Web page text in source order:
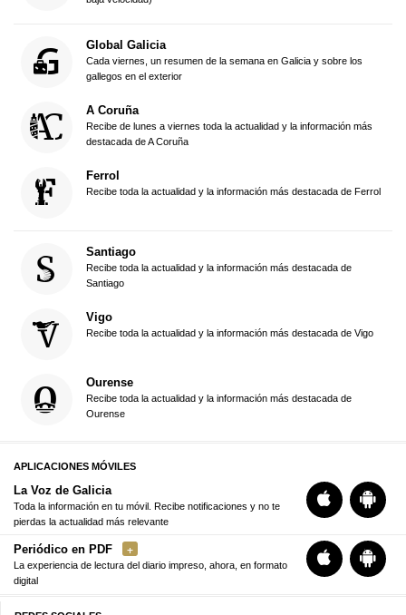
Global Galicia
Cada viernes, un resumen de la semana en Galicia y sobre los
gallegos en el exterior
A Coruña
Recibe de lunes a viernes toda la actualidad y la información más
destacada de A Coruña
Ferrol
Recibe toda la actualidad y la información más destacada de Ferrol
Santiago
Recibe toda la actualidad y la información más destacada de
Santiago
Vigo
Recibe toda la actualidad y la información más destacada de Vigo
Ourense
Recibe toda la actualidad y la información más destacada de
Ourense
APLICACIONES MÓVILES
La Voz de Galicia
Toda la información en tu móvil. Recibe notificaciones y no te
pierdas la actualidad más relevante
Periódico en PDF
La experiencia de lectura del diario impreso, ahora, en formato
digital